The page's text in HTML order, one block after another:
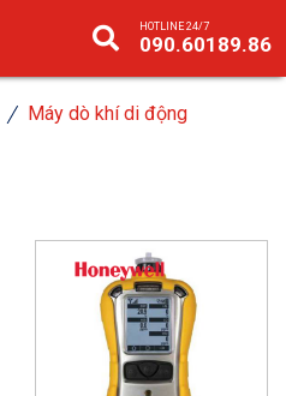
HOTLINE 24/7
090.60189.86
Máy dò khí di động